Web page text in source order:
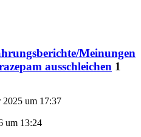
Meinungen
ausschleichen 1
2025 um 17:37
um 13:24